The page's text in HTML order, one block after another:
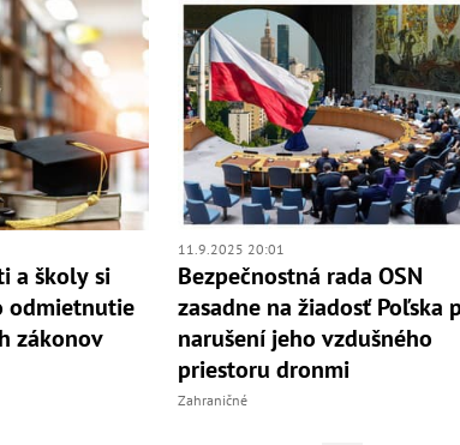
a školy si
odmietnutie
zákonov
11.9.2025 20:01
Bezpečnostná rada OSN
zasadne na žiadosť Poľska
narušení jeho vzdušného
priestoru dronmi
Zahraničné